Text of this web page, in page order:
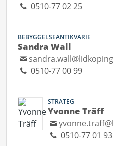
0510-77 02 25
BEBYGGELSEANTIKVARIE
Sandra Wall
0510-77 00 99
STRATEG
Yvonne Träff
0510-77 01 93